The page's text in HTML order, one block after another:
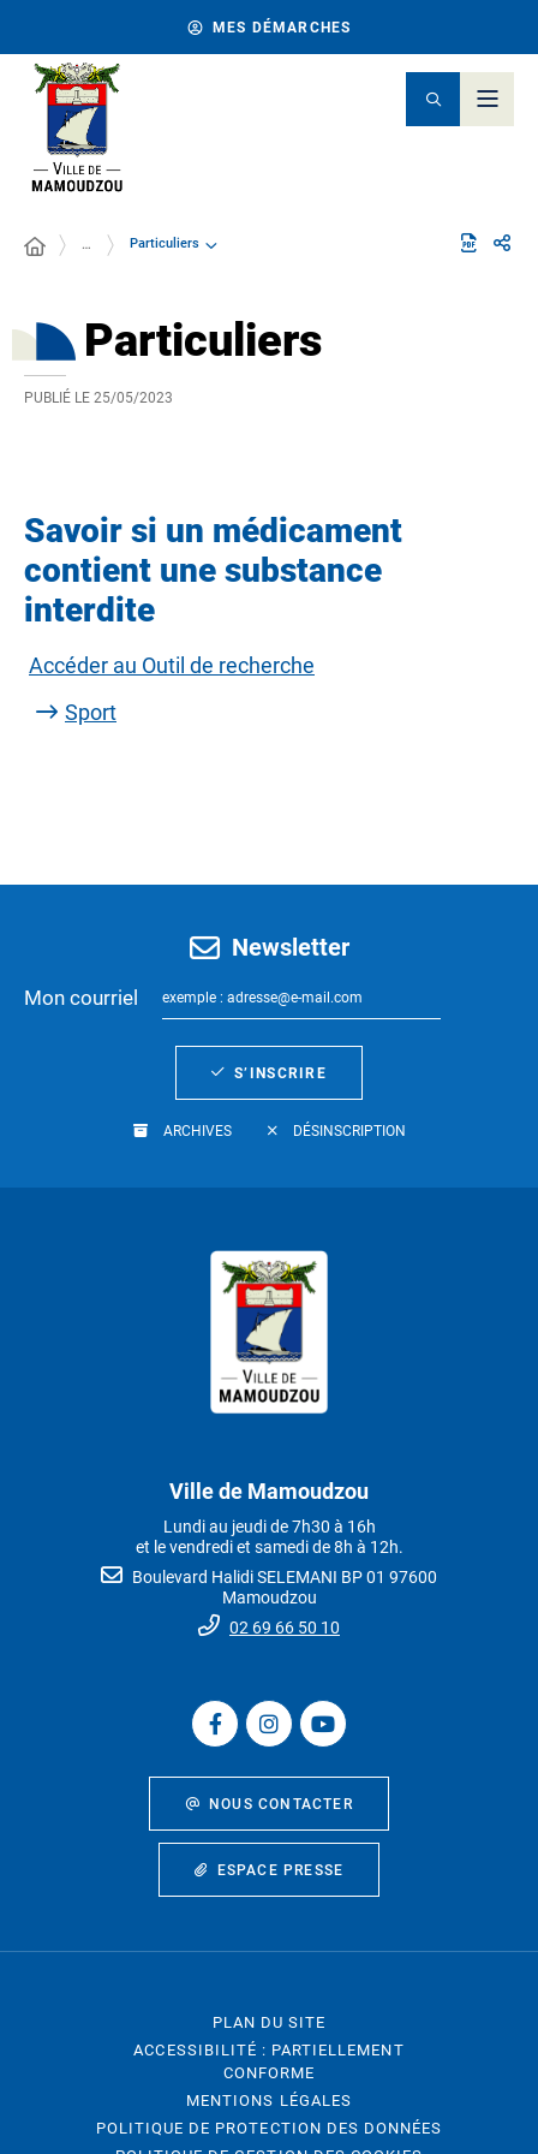
MES DÉMARCHES
… Particuliers
Particuliers
PUBLIÉ LE 25/05/2023
Savoir si un médicament
contient une substance
interdite
Accéder au Outil de recherche
Sport
Newsletter
Mon courriel
S’INSCRIRE
ARCHIVES DÉSINSCRIPTION
Ville de Mamoudzou
Lundi au jeudi de 7h30 à 16h
et le vendredi et samedi de 8h à 12h.
Boulevard Halidi SELEMANI BP 01 97600
Mamoudzou
02 69 66 50 10
NOUS CONTACTER
ESPACE PRESSE
PLAN DU SITE
ACCESSIBILITÉ : PARTIELLEMENT
CONFORME
MENTIONS LÉGALES
POLITIQUE DE PROTECTION DES DONNÉES